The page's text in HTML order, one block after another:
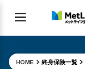
HOME 終身保険一覧